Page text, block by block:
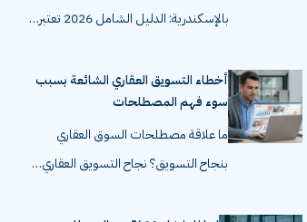
بالإسكندرية: الدليل الشامل 2026 تعتبر…
أخطاء التسويق العقاري الشائعة بسبب
سوء فهم المصطلحات
ما علاقة مصطلحات السوق العقاري
بنجاح التسويق؟ نجاح التسويق العقاري…